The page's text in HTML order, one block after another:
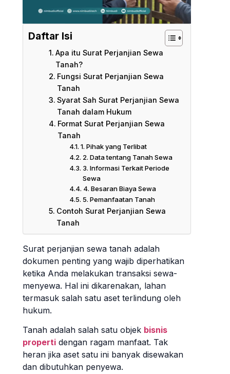
Daftar Isi
Apa itu Surat Perjanjian Sewa
Tanah?
Fungsi Surat Perjanjian Sewa
Tanah
Syarat Sah Surat Perjanjian Sewa
Tanah dalam Hukum
Format Surat Perjanjian Sewa
Tanah
1. Pihak yang Terlibat
2. Data tentang Tanah Sewa
3. Informasi Terkait Periode
Sewa
4. Besaran Biaya Sewa
5. Pemanfaatan Tanah
Contoh Surat Perjanjian Sewa
Tanah
Surat perjanjian sewa tanah adalah
dokumen penting yang wajib diperhatikan
ketika Anda melakukan transaksi sewa-
menyewa. Hal ini dikarenakan, lahan
termasuk salah satu aset terlindung oleh
hukum.
Tanah adalah salah satu objek bisnis
properti dengan ragam manfaat. Tak
heran jika aset satu ini banyak disewakan
dan dibutuhkan penyewa.